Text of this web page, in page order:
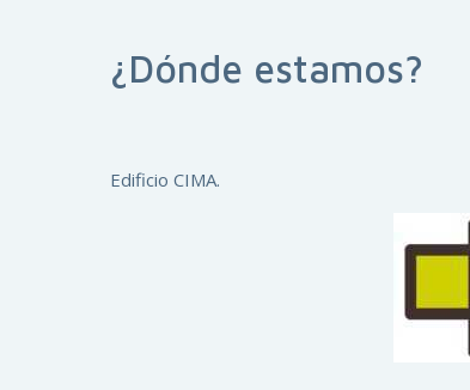
¿Dónde estamos?
Edificio CIMA.